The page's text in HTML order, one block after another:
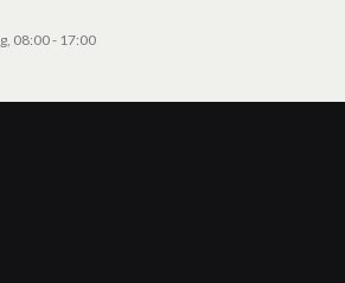
08:00 - 17:00